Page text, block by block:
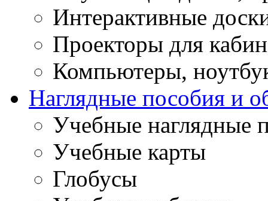
Интерактивные
Проекторы для
Компьютеры,
Наглядные пособия и
Учебные наглядные
Учебные карты
Глобусы